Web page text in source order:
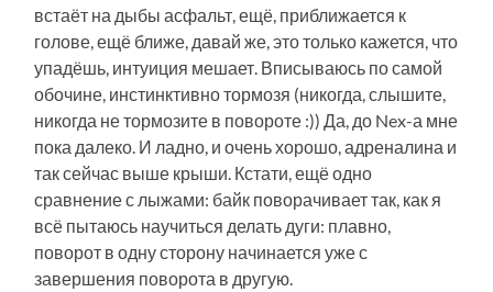
встаёт на дыбы асфальт, ещё, приближается к
голове, ещё ближе, давай же, это только кажется, что
упадёшь, интуиция мешает. Вписываюсь по самой
обочине, инстинктивно тормозя (никогда, слышите,
никогда не тормозите в повороте :)) Да, до Nex-а мне
пока далеко. И ладно, и очень хорошо, адреналина и
так сейчас выше крыши. Кстати, ещё одно
сравнение с лыжами: байк поворачивает так, как я
всё пытаюсь научиться делать дуги: плавно,
поворот в одну сторону начинается уже с
завершения поворота в другую.